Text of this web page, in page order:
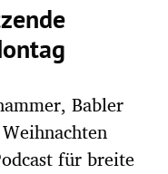
Babler
für breite